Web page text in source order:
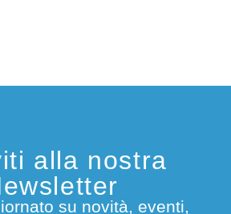
alla nostra
su novità, eventi,